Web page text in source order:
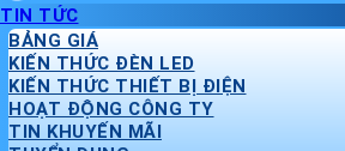
TIN TỨC
BẢNG GIÁ
KIẾN THỨC ĐÈN LED
KIẾN THỨC THIẾT BỊ ĐIỆN
HOẠT ĐỘNG CÔNG TY
TIN KHUYẾN MÃI